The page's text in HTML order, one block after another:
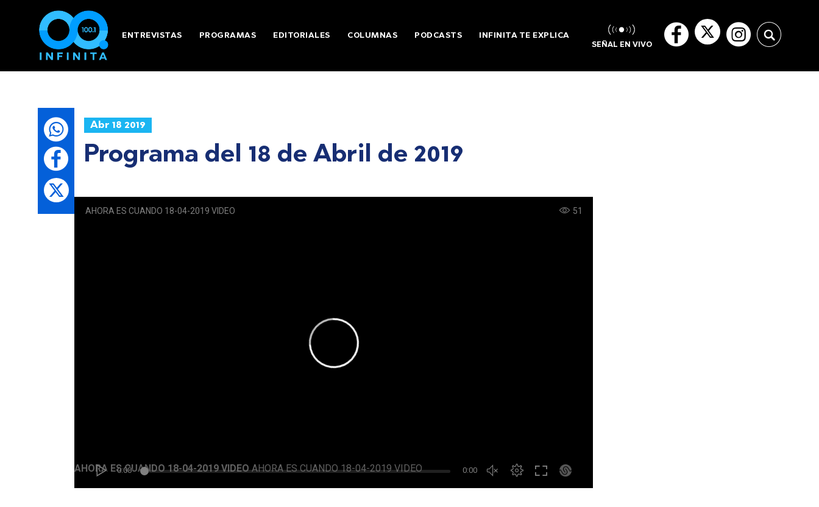
ENTREVISTAS PROGRAMAS EDITORIALES COLUMNAS PODCASTS INFINITA TE EXPLICA
SEÑAL EN VIVO
Abr 18 2019
Programa del 18 de Abril de 2019